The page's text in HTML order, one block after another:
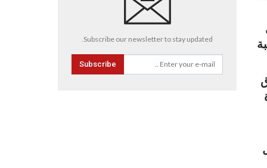
Subscribe our newsletter to stay updated.
Subscribe